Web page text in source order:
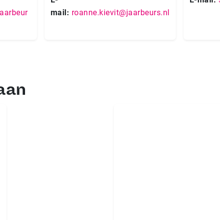
mail: roanne.kievit@jaarbeurs.nl